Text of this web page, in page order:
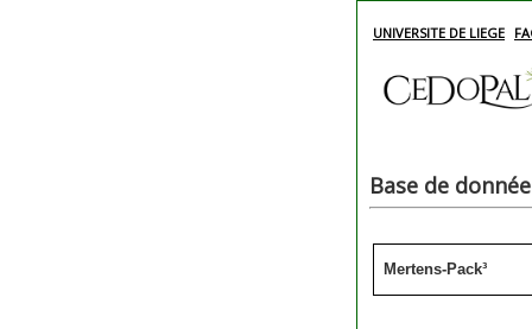
UNIVERSITE DE LIEGE
Base de
Mertens-Pack³